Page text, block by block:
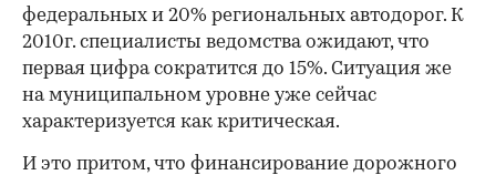
федеральных и 20% региональных автодорог. К
2010г. специалисты ведомства ожидают, что
первая цифра сократится до 15%. Ситуация же
на муниципальном уровне уже сейчас
характеризуется как критическая.
И это притом, что финансирование дорожного